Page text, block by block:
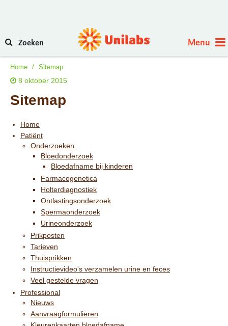
Zoeken Menu
Home / Sitemap
8 oktober 2015
Sitemap
Home
Patiënt
Onderzoeken
Bloedonderzoek
Bloedafname bij kinderen
Farmacogenetica
Holterdiagnostiek
Ontlastingsonderzoek
Spermaonderzoek
Urineonderzoek
Prikposten
Tarieven
Thuisprikken
Instructievideo's verzamelen urine en feces
Veel gestelde vragen
Professional
Nieuws
Aanvraagformulieren